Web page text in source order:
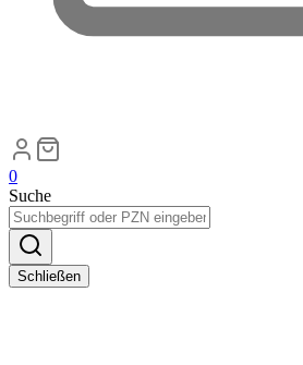
0
Suche
Schließen